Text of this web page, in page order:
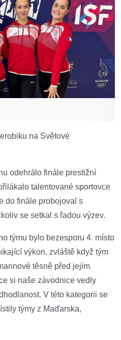
na Světové
odehrálo finále prestižní
talentované sportovce
do finále probojoval s
se setkal s řadou výzev.
týmu bylo bezesporu 4. místo
výkon, zvláště když tým
těsně před jejím
si naše závodnice vedly
V této kategorii se
týmy z Maďarska,